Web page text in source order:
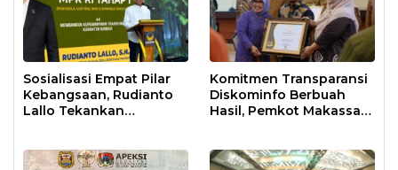
Sosialisasi Empat Pilar
Kebangsaan, Rudianto
Lallo Tekankan
Komitmen Transparansi
Diskominfo Berbuah
Hasil, Pemkot Makassar